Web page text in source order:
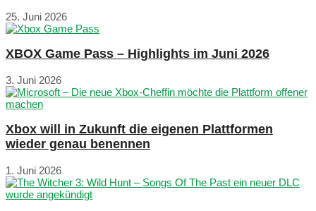
25. Juni 2026
XBOX Game Pass – Highlights im Juni 2026
3. Juni 2026
Xbox will in Zukunft die eigenen Plattformen
wieder genau benennen
1. Juni 2026